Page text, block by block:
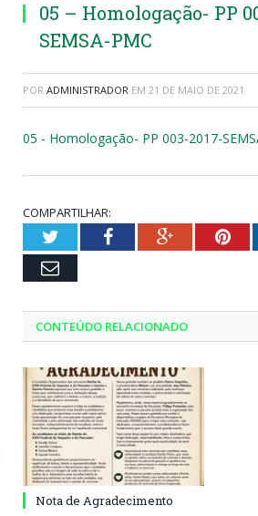
05 – Homologação- PP
SEMSA-PMC
POR ADMINISTRADOR EM 21 DE MAIO DE 2021
05 - Homologação- PP 003-2017-
COMPARTILHAR:
TwitterFacebookGoogle+
Email
CONTEÚDO RELACIONADO
Nota de Agradecimento